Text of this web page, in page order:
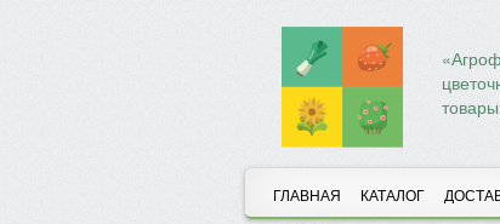
ГЛАВНАЯ КАТАЛОГ